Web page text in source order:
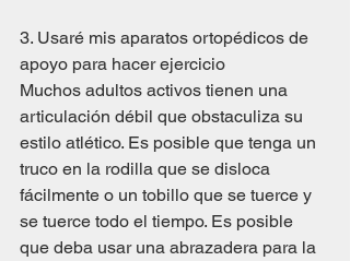
3. Usaré mis aparatos ortopédicos de
apoyo para hacer ejercicio
Muchos adultos activos tienen una
articulación débil que obstaculiza su
estilo atlético. Es posible que tenga un
truco en la rodilla que se disloca
fácilmente o un tobillo que se tuerce y
se tuerce todo el tiempo. Es posible
que deba usar una abrazadera para la